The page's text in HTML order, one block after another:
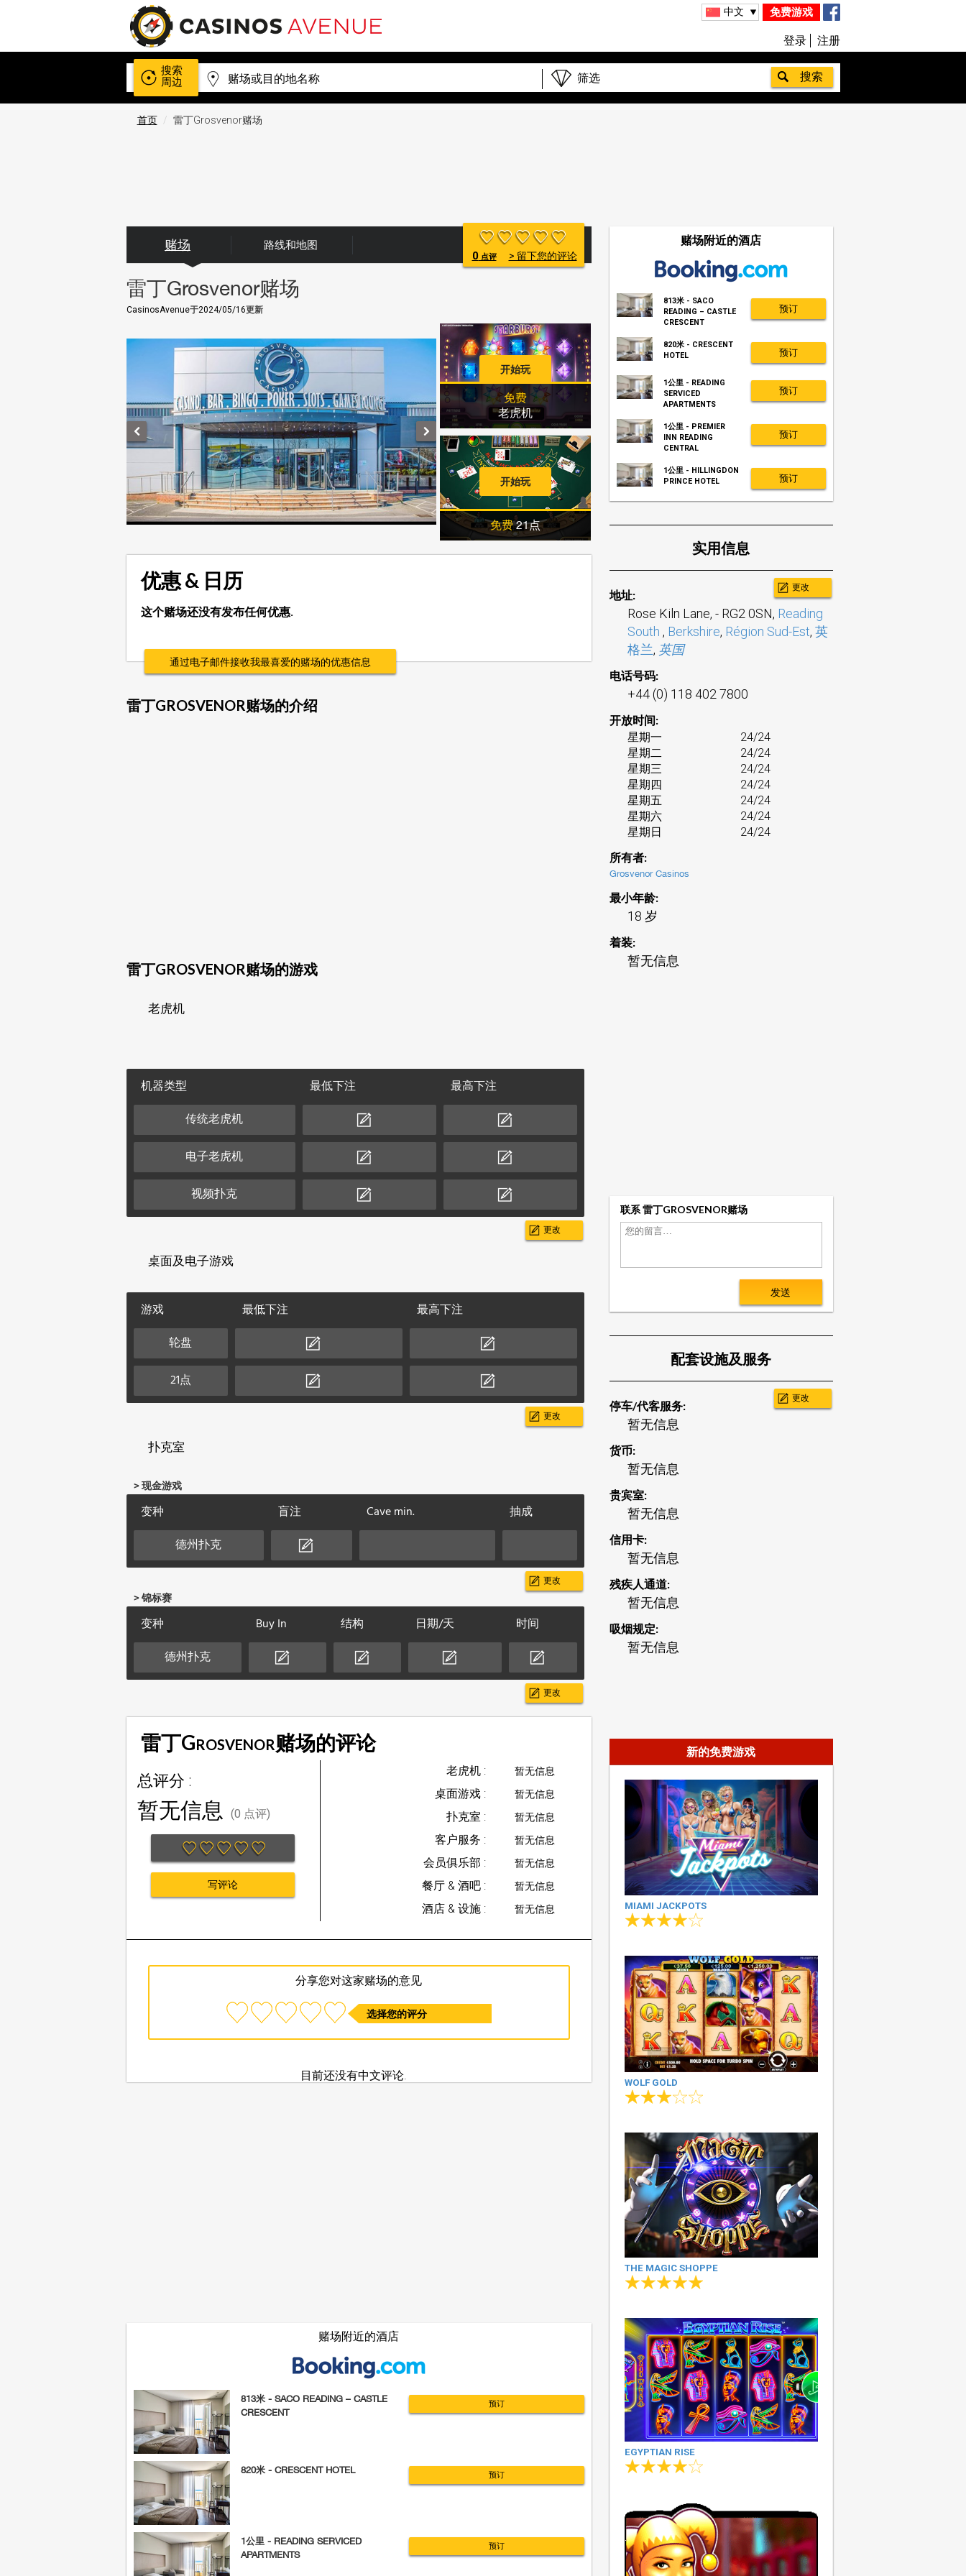
免费游戏
中文
登录 注册
搜索
周边
首页 雷丁Grosvenor赌场
赌场
路线和地图
0点评 > 留下您的评论
雷丁Grosvenor赌场
CasinosAvenue于2024/05/16更新
免费
老虎机
开始玩
免费21点
开始玩
优惠 & 日历
这个赌场还没有发布任何优惠.
通过电子邮件接收我最喜爱的赌场的优惠信息
雷丁GROSVENOR赌场的介绍
雷丁GROSVENOR赌场的游戏
老虎机
机器类型 最低下注
最高下注
传统老虎机
电子老虎机
视频扑克
更改
桌面及电子游戏
游戏 最低下注
最高下注
轮盘
21点
更改
扑克室
> 现金游戏
变种 盲注 Cave min.
抽成
德州扑克
更改
> 锦标赛
变种 Buy In 结构 日期/天
时间
德州扑克
更改
雷丁Grosvenor赌场的评论
总评分 :
暂无信息 (0 点评)
写评论
暂无信息
暂无信息
暂无信息
暂无信息
暂无信息
暂无信息
暂无信息
老虎机 :
桌面游戏 :
扑克室 :
客户服务 :
会员俱乐部 :
餐厅 & 酒吧 :
酒店 & 设施 :
分享您对这家赌场的意见
选择您的评分
目前还没有中文评论.
赌场附近的酒店
813米 - SACO READING – CASTLE
CRESCENT
预订
820米 - CRESCENT HOTEL 预订
1公里 - READING SERVICED
APARTMENTS
预订
赌场附近的酒店
813米 - SACO
READING – CASTLE
CRESCENT
预订
820米 - CRESCENT
HOTEL
预订
1公里 - READING
SERVICED
APARTMENTS
预订
1公里 - PREMIER
INN READING
CENTRAL
预订
1公里 - HILLINGDON
PRINCE HOTEL
预订
实用信息
更改
地址:
Rose Kiln Lane, - RG2 0SN, Reading
South , Berkshire, Région Sud-Est, 英
格兰, 英国
电话号码:
+44 (0) 118 402 7800
开放时间:
星期一
24/24
星期二
24/24
星期三
24/24
星期四
24/24
星期五
24/24
星期六
24/24
星期日
24/24
所有者:
Grosvenor Casinos
最小年龄:
18 岁
着装:
暂无信息
联系 雷丁GROSVENOR赌场
发送
配套设施及服务
更改
停车/代客服务:
暂无信息
货币:
暂无信息
贵宾室:
暂无信息
信用卡:
暂无信息
残疾人通道:
暂无信息
吸烟规定:
暂无信息
新的免费游戏
MIAMI JACKPOTS
WOLF GOLD
THE MAGIC SHOPPE
EGYPTIAN RISE